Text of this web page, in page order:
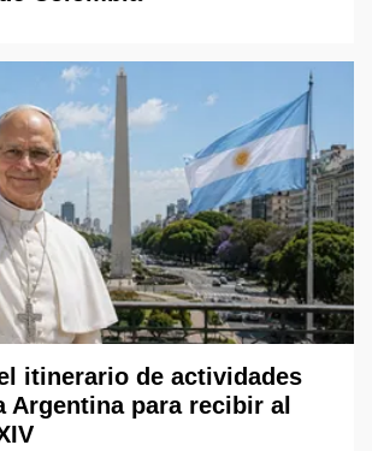
itinerario de actividades
Argentina para recibir al